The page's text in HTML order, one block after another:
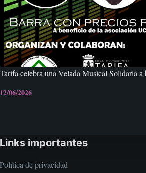
Tarifa celebra una Velada Musical Solidaria
12/06/2026
Links importantes
Política de privacidad